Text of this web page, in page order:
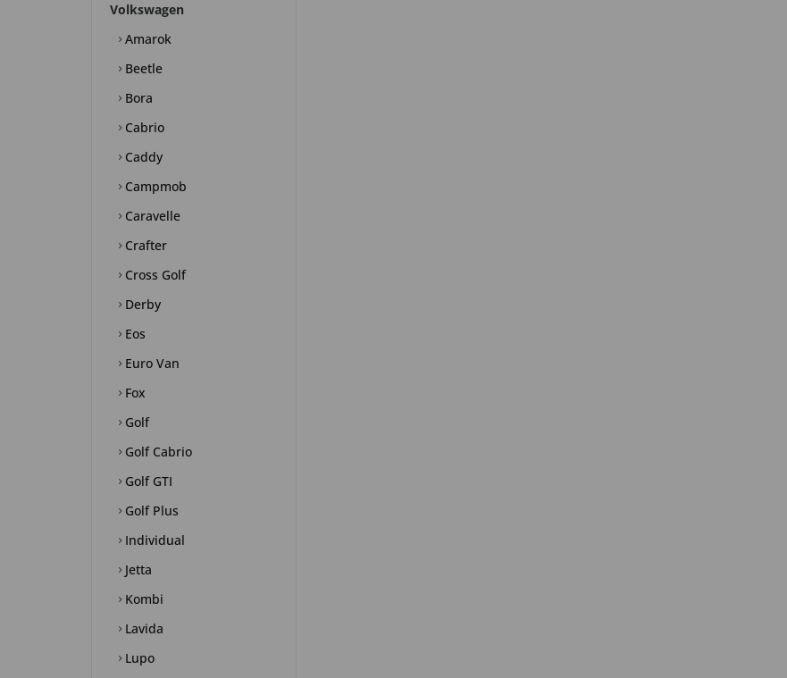
Volkswagen
Amarok
Beetle
Bora
Cabrio
Caddy
Campmob
Caravelle
Crafter
Cross Golf
Derby
Eos
Euro Van
Fox
Golf
Golf Cabrio
Golf GTI
Golf Plus
Individual
Jetta
Kombi
Lavida
Lupo